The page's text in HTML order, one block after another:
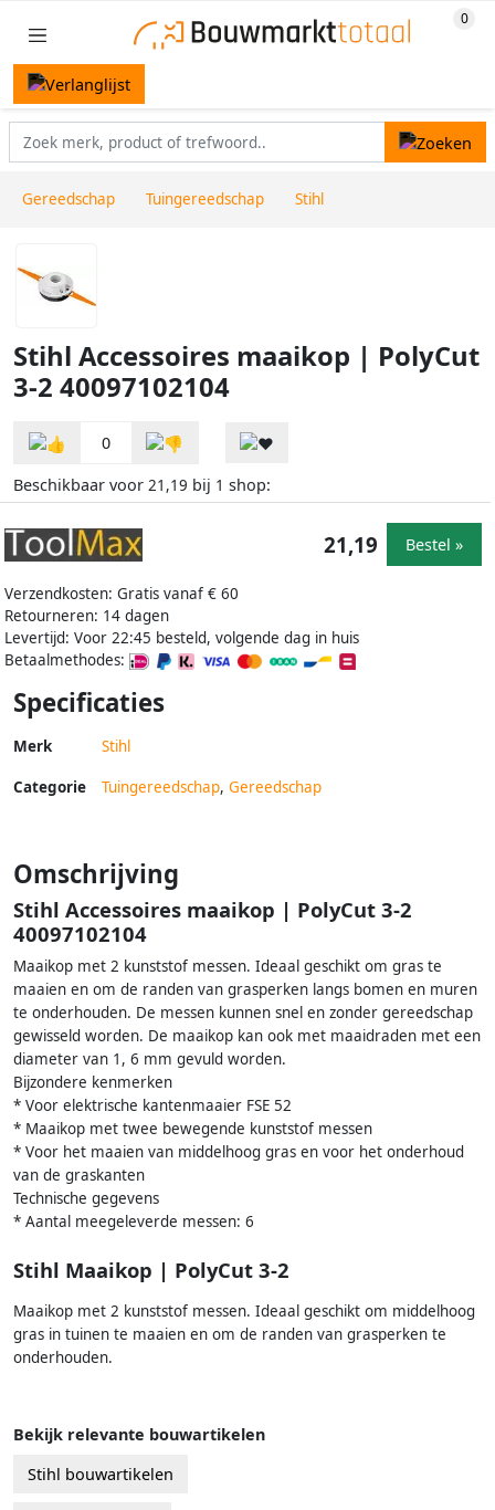
Gereedschap Tuingereedschap Stihl
Stihl Accessoires maaikop | PolyCut
3-2 40097102104
0
Beschikbaar voor 21,19 bij 1 shop:
Verzendkosten: Gratis vanaf € 60
Retourneren: 14 dagen
Levertijd: Voor 22:45 besteld, volgende dag in huis
Betaalmethodes:
21,19 Bestel »
Specificaties
Merk Stihl
Categorie Tuingereedschap, Gereedschap
Omschrijving
Stihl Accessoires maaikop | PolyCut 3-2
40097102104
Maaikop met 2 kunststof messen. Ideaal geschikt om gras te
maaien en om de randen van grasperken langs bomen en muren
te onderhouden. De messen kunnen snel en zonder gereedschap
gewisseld worden. De maaikop kan ook met maaidraden met een
diameter van 1, 6 mm gevuld worden.
Bijzondere kenmerken
* Voor elektrische kantenmaaier FSE 52
* Maaikop met twee bewegende kunststof messen
* Voor het maaien van middelhoog gras en voor het onderhoud
van de graskanten
Technische gegevens
* Aantal meegeleverde messen: 6
Stihl Maaikop | PolyCut 3-2
Maaikop met 2 kunststof messen. Ideaal geschikt om middelhoog
gras in tuinen te maaien en om de randen van grasperken te
onderhouden.
Bekijk relevante bouwartikelen
Stihl bouwartikelen